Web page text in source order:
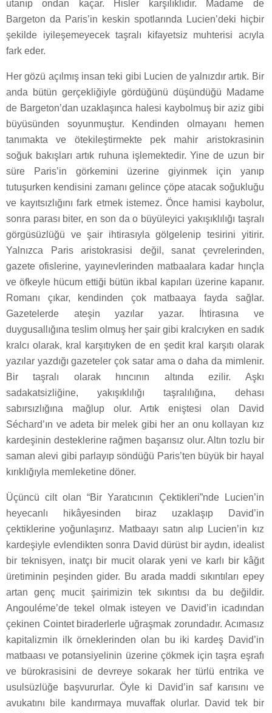
utanıp ondan kaçar. Hisler karşılıklıdır. Madame de
Bargeton da Paris’in keskin spotlarında Lucien’deki hiçbir
şekilde iyileşemeyecek taşralı kifayetsiz muhterisi acıyla
fark eder.
Her gözü açılmış insan teki gibi Lucien de yalnızdır artık. Bir
anda bütün gerçekliğiyle gördüğünü düşündüğü Madame
de Bargeton’dan uzaklaşınca halesi kaybolmuş bir aziz gibi
büyüsünden soyunmuştur. Kendinden olmayanı hemen
tanımakta ve ötekileştirmekte pek mahir aristokrasinin
soğuk bakışları artık ruhuna işlemektedir. Yine de uzun bir
süre Paris’in görkemini üzerine giyinmek için yanıp
tutuşurken kendisini zamanı gelince çöpe atacak soğukluğu
ve kayıtsızlığını fark etmek istemez. Önce hamisi kaybolur,
sonra parası biter, en son da o büyüleyici yakışıklılığı taşralı
görgüsüzlüğü ve şair ihtirasıyla gölgelenip tesirini yitirir.
Yalnızca Paris aristokrasisi değil, sanat çevrelerinden,
gazete ofislerine, yayınevlerinden matbaalara kadar hınçla
ve öfkeyle hücum ettiği bütün ikbal kapıları üzerine kapanır.
Romanı çıkar, kendinden çok matbaaya fayda sağlar.
Gazetelerde ateşin yazılar yazar. İhtirasına ve
duygusallığına teslim olmuş her şair gibi kralcıyken en sadık
kralcı olarak, kral karşıtıyken de en şedit kral karşıtı olarak
yazılar yazdığı gazeteler çok satar ama o daha da mimlenir.
Bir taşralı olarak hıncının altında ezilir. Aşkı
sadakatsizliğine, yakışıklılığı taşralılığına, dehası
sabırsızlığına mağlup olur. Artık eniştesi olan David
Séchard’ın ve adeta bir melek gibi her an onu kollayan kız
kardeşinin desteklerine rağmen başarısız olur. Altın tozlu bir
saman alevi gibi parlayıp söndüğü Paris’ten büyük bir hayal
kırıklığıyla memleketine döner.
Üçüncü cilt olan “Bir Yaratıcının Çektikleri”nde Lucien’in
heyecanlı hikâyesinden biraz uzaklaşıp David’in
çektiklerine yoğunlaşırız. Matbaayı satın alıp Lucien’in kız
kardeşiyle evlendikten sonra David dürüst bir aydın, idealist
bir teknisyen, inatçı bir mucit olarak yeni ve karlı bir kâğıt
üretiminin peşinden gider. Bu arada maddi sıkıntıları epey
artan genç mucit şairimizin tek sıkıntısı da bu değildir.
Angouléme’de tekel olmak isteyen ve David’in icadından
çekinen Cointet biraderlerle uğraşmak zorundadır. Acımasız
kapitalizmin ilk örneklerinden olan bu iki kardeş David’in
matbaası ve potansiyelinin üzerine çökmek için taşra eşrafı
ve bürokrasisini de devreye sokarak her türlü entrika ve
usulsüzlüğe başvururlar. Öyle ki David’in saf karısını ve
avukatını bile kandırmaya muvaffak olurlar. David tek bir